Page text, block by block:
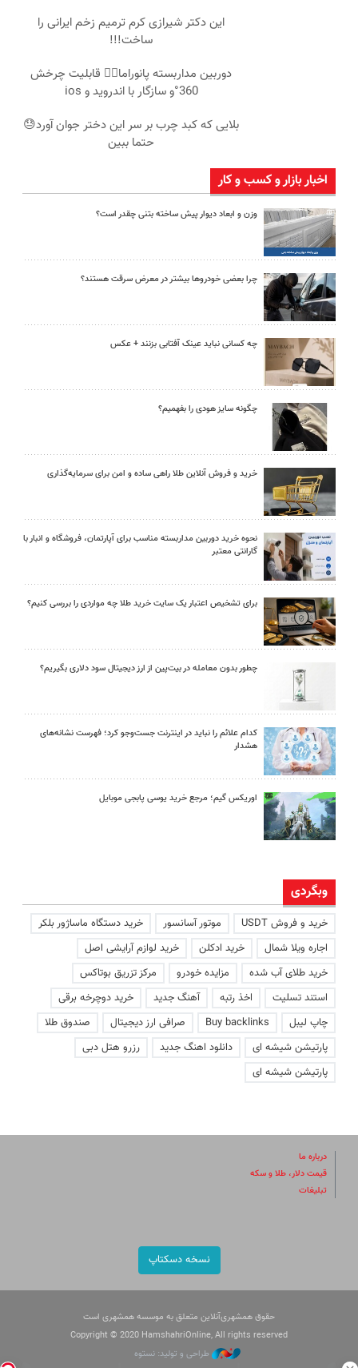
این دکتر شیرازی کرم ترمیم زخم ایرانی را
ساخت!!!
دوربین مداربسته پانوراما👈🏻 قابلیت چرخش
360°و سازگار با اندروید و ios
بلایی که کبد چرب بر سر این دختر جوان آورد😓
حتما ببین
اخبار بازار و کسب و کار
وزن و ابعاد دیوار پیش ساخته بتنی چقدر است؟
چرا بعضی خودروها بیشتر در معرض سرقت هستند؟
چه کسانی نباید عینک آفتابی بزنند + عکس
چگونه سایز هودی را بفهمیم؟
خرید و فروش آنلاین طلا راهی ساده و امن برای سرمایه‌گذاری
نحوه خرید دوربین مداربسته مناسب برای آپارتمان، فروشگاه و انبار با
گارانتی معتبر
برای تشخیص اعتبار یک سایت خرید طلا چه مواردی را بررسی کنیم؟
چطور بدون معامله در بیت‌پین از ارز دیجیتال سود دلاری بگیریم؟
کدام علائم را نباید در اینترنت جست‌وجو کرد؛ فهرست نشانه‌های
هشدار
اوریکس گیم؛ مرجع خرید یوسی پابجی موبایل
وبگردی
خرید و فروش USDT موتور آسانسور
خرید دستگاه ماساژور بلکر
اجاره ویلا شمال
خرید ادکلن
خرید لوازم آرایشی اصل
خرید طلای آب شده
مزایده خودرو
مرکز تزریق بوتاکس
استند تسلیت
اخذ رتبه آهنگ جدید
خرید دوچرخه برقی
چاپ لیبل
Buy backlinks صرافی ارز دیجیتال
صندوق طلا
پارتیشن شیشه ای
دانلود اهنگ جدید
رزرو هتل دبی
پارتیشن شیشه ای
درباره ما
قیمت دلار، طلا و سکه
تبلیغات
نسخه دسکتاپ
حقوق همشهری‌آنلاین متعلق به موسسه همشهری است
Copyright © 2020 HamshahriOnline, All rights reserved
طراحی و تولید: نستوه